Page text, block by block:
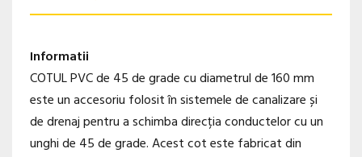
Informatii
COTUL PVC de 45 de grade cu diametrul de 160 mm
este un accesoriu folosit în sistemele de canalizare și
de drenaj pentru a schimba direcția conductelor cu un
unghi de 45 de grade. Acest cot este fabricat din